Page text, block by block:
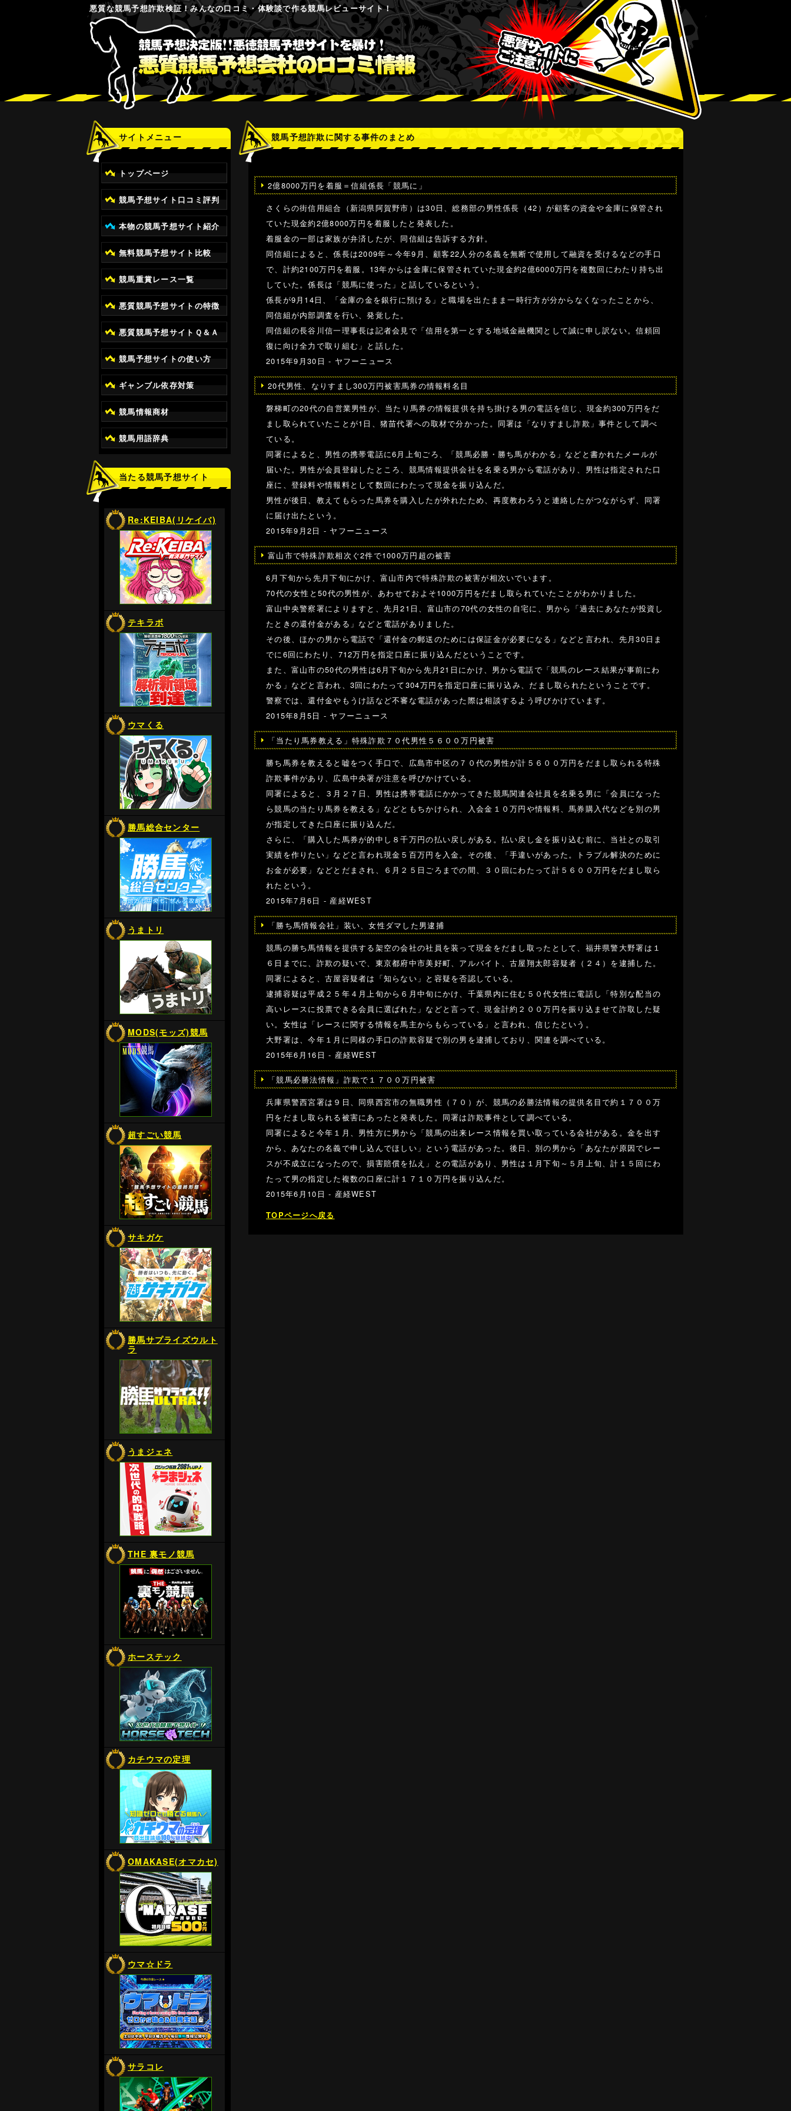
悪質な競馬予想詐欺検証！みんなの口コミ・体験談で作る競馬レビューサイト！
サイトメニュー
トップページ
競馬予想サイト口コミ評判
本物の競馬予想サイト紹介
無料競馬予想サイト比較
競馬重賞レース一覧
悪質競馬予想サイトの特徴
悪質競馬予想サイトＱ＆Ａ
競馬予想サイトの使い方
ギャンブル依存対策
競馬情報商材
競馬用語辞典
当たる競馬予想サイト
Re:KEIBA(リケイバ)
テキラボ
ウマくる
勝馬総合センター
うまトリ
MODS(モッズ)競馬
超すごい競馬
サキガケ
勝馬サプライズウルト
ラ
うまジェネ
THE 裏モノ競馬
ホーステック
カチウマの定理
OMAKASE(オマカセ)
ウマ☆ドラ
サラコレ
競馬予想詐欺に関する事件のまとめ
2億8000万円を着服＝信組係長「競馬に」
さくらの街信用組合（新潟県阿賀野市）は30日、総務部の男性係長（42）が顧客の資金や金庫に保管され
ていた現金約2億8000万円を着服したと発表した。
着服金の一部は家族が弁済したが、同信組は告訴する方針。
同信組によると、係長は2009年～今年9月、顧客22人分の名義を無断で使用して融資を受けるなどの手口
で、計約2100万円を着服。13年からは金庫に保管されていた現金約2億6000万円を複数回にわたり持ち出
していた。係長は「競馬に使った」と話しているという。
係長が9月14日、「金庫の金を銀行に預ける」と職場を出たまま一時行方が分からなくなったことから、
同信組が内部調査を行い、発覚した。
同信組の長谷川信一理事長は記者会見で「信用を第一とする地域金融機関として誠に申し訳ない。信頼回
復に向け全力で取り組む」と話した。
2015年9月30日 - ヤフーニュース
20代男性、なりすまし300万円被害馬券の情報料名目
磐梯町の20代の自営業男性が、当たり馬券の情報提供を持ち掛ける男の電話を信じ、現金約300万円をだ
まし取られていたことが1日、猪苗代署への取材で分かった。同署は「なりすまし詐欺」事件として調べ
ている。
同署によると、男性の携帯電話に6月上旬ごろ、「競馬必勝・勝ち馬がわかる」などと書かれたメールが
届いた。男性が会員登録したところ、競馬情報提供会社を名乗る男から電話があり、男性は指定された口
座に、登録料や情報料として数回にわたって現金を振り込んだ。
男性が後日、教えてもらった馬券を購入したが外れたため、再度教わろうと連絡したがつながらず、同署
に届け出たという。
2015年9月2日 - ヤフーニュース
富山市で特殊詐欺相次ぐ2件で1000万円超の被害
6月下旬から先月下旬にかけ、富山市内で特殊詐欺の被害が相次いでいます。
70代の女性と50代の男性が、あわせておよそ1000万円をだまし取られていたことがわかりました。
富山中央警察署によりますと、先月21日、富山市の70代の女性の自宅に、男から「過去にあなたが投資し
たときの還付金がある」などと電話がありました。
その後、ほかの男から電話で「還付金の郵送のためには保証金が必要になる」などと言われ、先月30日ま
でに6回にわたり、712万円を指定口座に振り込んだということです。
また、富山市の50代の男性は6月下旬から先月21日にかけ、男から電話で「競馬のレース結果が事前にわ
かる」などと言われ、3回にわたって304万円を指定口座に振り込み、だまし取られたということです。
警察では、還付金やもうけ話など不審な電話があった際は相談するよう呼びかけています。
2015年8月5日 - ヤフーニュース
「当たり馬券教える」特殊詐欺７０代男性５６００万円被害
勝ち馬券を教えると嘘をつく手口で、広島市中区の７０代の男性が計５６００万円をだまし取られる特殊
詐欺事件があり、広島中央署が注意を呼びかけている。
同署によると、３月２７日、男性は携帯電話にかかってきた競馬関連会社員を名乗る男に「会員になった
ら競馬の当たり馬券を教える」などともちかけられ、入会金１０万円や情報料、馬券購入代などを別の男
が指定してきた口座に振り込んだ。
さらに、「購入した馬券が的中し８千万円の払い戻しがある。払い戻し金を振り込む前に、当社との取引
実績を作りたい」などと言われ現金５百万円を入金。その後、「手違いがあった。トラブル解決のために
お金が必要」などとだまされ、６月２５日ごろまでの間、３０回にわたって計５６００万円をだまし取ら
れたという。
2015年7月6日 - 産経WEST
「勝ち馬情報会社」装い、女性ダマした男逮捕
競馬の勝ち馬情報を提供する架空の会社の社員を装って現金をだまし取ったとして、福井県警大野署は１
６日までに、詐欺の疑いで、東京都府中市美好町、アルバイト、古屋翔太郎容疑者（２４）を逮捕した。
同署によると、古屋容疑者は「知らない」と容疑を否認している。
逮捕容疑は平成２５年４月上旬から６月中旬にかけ、千葉県内に住む５０代女性に電話し「特別な配当の
高いレースに投票できる会員に選ばれた」などと言って、現金計約２００万円を振り込ませて詐取した疑
い。女性は「レースに関する情報を馬主からもらっている」と言われ、信じたという。
大野署は、今年１月に同様の手口の詐欺容疑で別の男を逮捕しており、関連を調べている。
2015年6月16日 - 産経WEST
「競馬必勝法情報」詐欺で１７００万円被害
兵庫県警西宮署は９日、同県西宮市の無職男性（７０）が、競馬の必勝法情報の提供名目で約１７００万
円をだまし取られる被害にあったと発表した。同署は詐欺事件として調べている。
同署によると今年１月、男性方に男から「競馬の出来レース情報を買い取っている会社がある。金を出す
から、あなたの名義で申し込んでほしい」という電話があった。後日、別の男から「あなたが原因でレー
スが不成立になったので、損害賠償を払え」との電話があり、男性は１月下旬～５月上旬、計１５回にわ
たって男の指定した複数の口座に計１７１０万円を振り込んだ。
2015年6月10日 - 産経WEST
TOPページへ戻る